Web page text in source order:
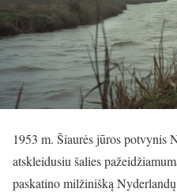
1953 m. Šiaurės jūros potvynis
atskleidusiu šalies
paskatino milžinišką